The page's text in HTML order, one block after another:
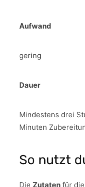
Aufwand
gering
Dauer
Mindestens drei
Minuten
So nutzt
Die Zutaten für die